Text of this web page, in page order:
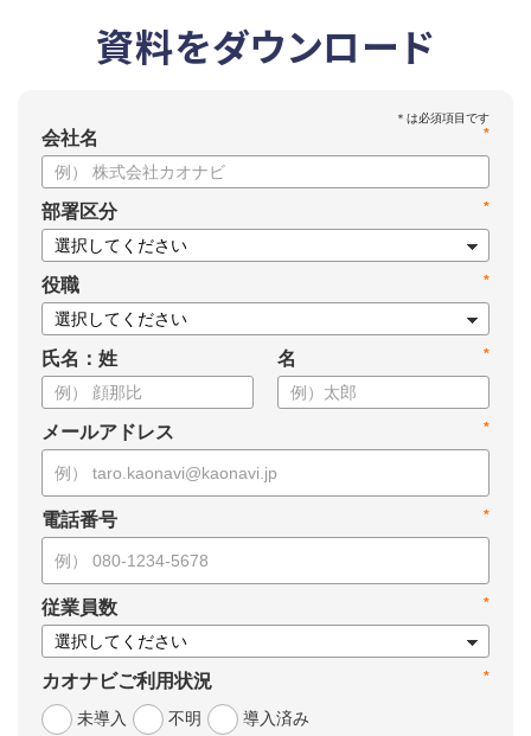
資料をダウンロード
*
会社名
*
部署区分
*
役職
氏名：姓 *
名
*
メールアドレス
*
電話番号
*
従業員数
*
カオナビご利用状況
未導入
不明 導入済み